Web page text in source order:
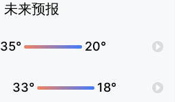
未来预报
35° 20°
33° 18°